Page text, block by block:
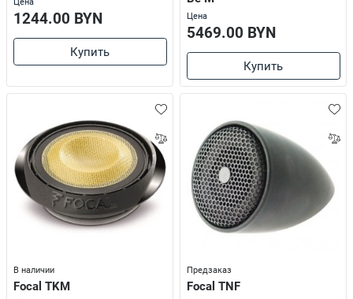
1244.00 BYN
Купить
Цена
5469.00 BYN
Купить
В наличии
Focal TKM
Предзаказ
Focal TNF